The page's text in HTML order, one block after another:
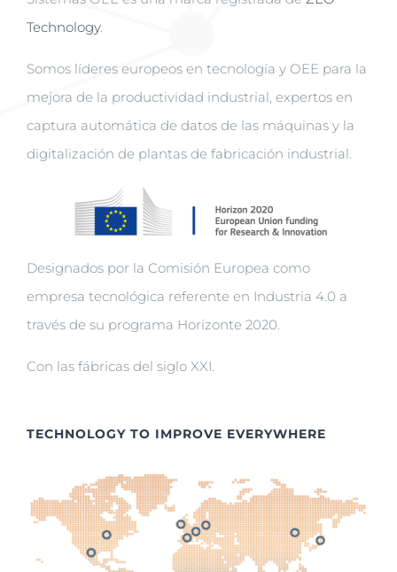
Technology.
Somos líderes europeos en tecnología y OEE para la
mejora de la productividad industrial, expertos en
captura automática de datos de las máquinas y la
digitalización de plantas de fabricación industrial.
Designados por la Comisión Europea como
empresa tecnológica referente en Industria 4.0 a
través de su programa Horizonte 2020.
Con las fábricas del siglo XXI.
TECHNOLOGY TO IMPROVE EVERYWHERE